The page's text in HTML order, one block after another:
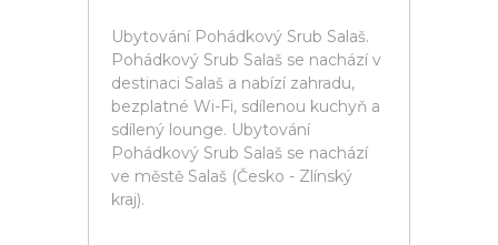
Ubytování Pohádkový Srub Salaš.
Pohádkový Srub Salaš se nachází v
destinaci Salaš a nabízí zahradu,
bezplatné Wi-Fi, sdílenou kuchyň a
sdílený lounge. Ubytování
Pohádkový Srub Salaš se nachází
ve městě Salaš (Česko - Zlínský
kraj).